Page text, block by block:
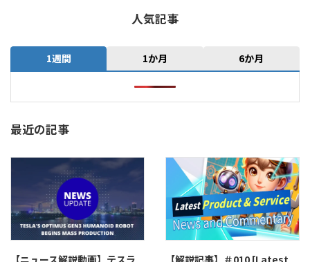
人気記事
1週間 1か月 6か月
最近の記事
【ニュース解説動画】テスラ
【解説記事】＃010 [Latest